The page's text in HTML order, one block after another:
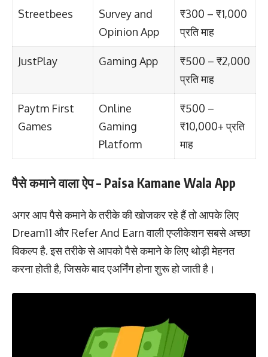
Streetbees
Survey and
Opinion App
₹300 – ₹1,000
प्रति माह
JustPlay Gaming App
₹500 – ₹2,000
प्रति माह
Paytm First
Games
Online
Gaming
Platform
₹500 –
₹10,000+ प्रति
माह
पैसे कमाने वाला ऐप – Paisa Kamane Wala App
अगर आप पैसे कमाने के तरीके की खोजकर रहे हैं तो आपके लिए
Dream11 और Refer And Earn वाली एप्लीकेशन सबसे अच्छा
विकल्प है. इस तरीके से आपको पैसे कमाने के लिए थोड़ी मेहनत
करना होती है, जिसके बाद एअर्निंग होना शुरू हो जाती है।